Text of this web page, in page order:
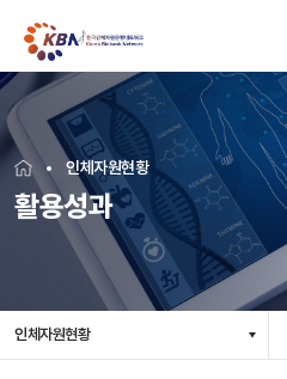
인체자원현황
활용성과
인체자원현황